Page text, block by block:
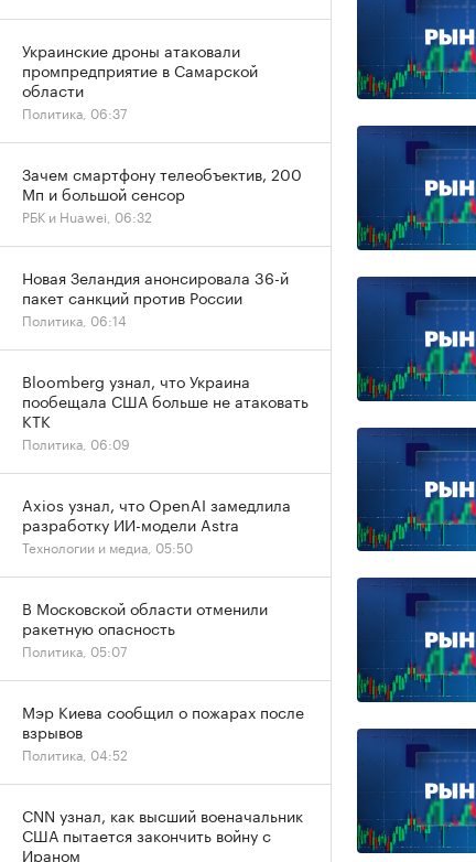
Украинские дроны атаковали
промпредприятие в Самарской
области
Политика, 06:37
Зачем смартфону телеобъектив, 200
Мп и большой сенсор
РБК и Huawei, 06:32
Новая Зеландия анонсировала 36-й
пакет санкций против России
Политика, 06:14
Bloomberg узнал, что Украина
пообещала США больше не атаковать
КТК
Политика, 06:09
Axios узнал, что OpenAI замедлила
разработку ИИ-модели Astra
Технологии и медиа, 05:50
В Московской области отменили
ракетную опасность
Политика, 05:07
Мэр Киева сообщил о пожарах после
взрывов
Политика, 04:52
CNN узнал, как высший военачальник
США пытается закончить войну с
Ираном